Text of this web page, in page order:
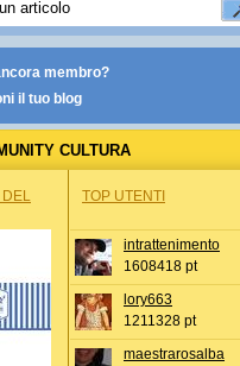
membro?
il tuo blog
CULTURA
DEL
TOP UTENTI
intrattenimento
1608418 pt
lory663
1211328 pt
maestrarosalba